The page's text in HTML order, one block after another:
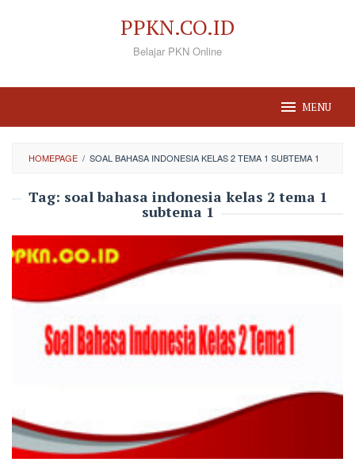
PPKN.CO.ID
Belajar PKN Online
MENU
HOMEPAGE / SOAL BAHASA INDONESIA KELAS 2 TEMA 1 SUBTEMA 1
Tag: soal bahasa indonesia kelas 2 tema 1
subtema 1